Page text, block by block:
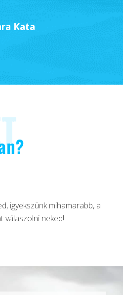
Kata
igyekszünk mihamarabb, a
válaszolni neked!